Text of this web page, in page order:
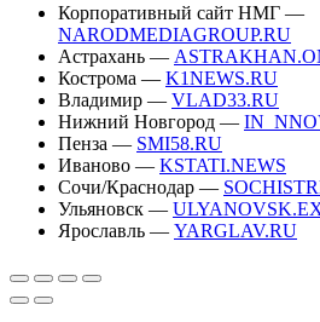
Корпоративный сайт НМГ —
NARODMEDIAGROUP.RU
Астрахань —
Кострома — K1NEWS.RU
Владимир — VLAD33.RU
Нижний Новгород —
Пенза — SMI58.RU
Иваново — KSTATI.NEWS
Сочи/Краснодар —
Ульяновск —
Ярославль — YARGLAV.RU